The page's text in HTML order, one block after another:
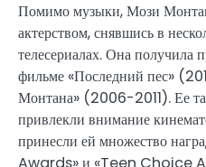
Помимо музыки, Мози
актерством, снявшись в
телесериалах. Она получила
фильме «Последний пес»
Монтана» (2006-2011). Ее
привлекли внимание
принесли ей множество